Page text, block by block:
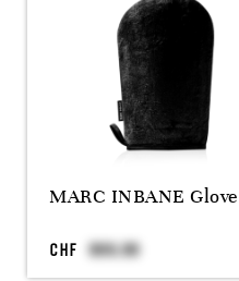
MARC INBANE Glove
CHF